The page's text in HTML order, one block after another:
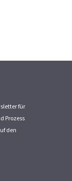
für
Prozess
den